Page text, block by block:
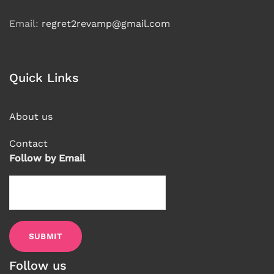
Email: regret2revamp@gmail.com
Quick Links
About us
Contact
Follow by Email
Follow us